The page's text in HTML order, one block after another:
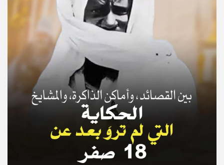
© Copyright 2025, APS